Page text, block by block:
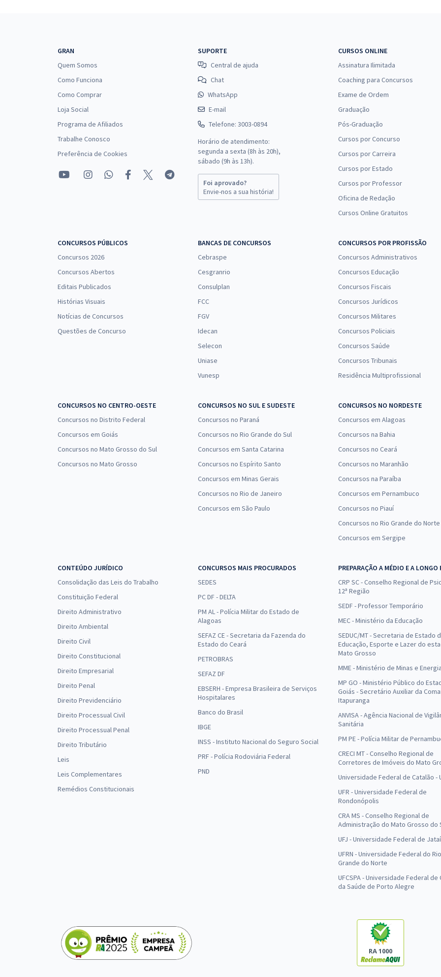
GRAN
Quem Somos
Como Funciona
Como Comprar
Loja Social
Programa de Afiliados
Trabalhe Conosco
Preferência de Cookies
SUPORTE
Central de ajuda
Chat
WhatsApp
E-mail
Telefone: 3003-0894
Horário de atendimento:
segunda a sexta (8h às 20h),
sábado (9h às 13h).
Foi aprovado?
Envie-nos a sua história!
CURSOS ONLINE
Assinatura Ilimitada
Coaching para Concursos
Exame de Ordem
Graduação
Pós-Graduação
Cursos por Concurso
Cursos por Carreira
Cursos por Estado
Cursos por Professor
Oficina de Redação
Cursos Online Gratuitos
CONCURSOS PÚBLICOS
Concursos 2026
Concursos Abertos
Editais Publicados
Histórias Visuais
Notícias de Concursos
Questões de Concurso
BANCAS DE CONCURSOS
Cebraspe
Cesgranrio
Consulplan
FCC
FGV
Idecan
Selecon
Uniase
Vunesp
CONCURSOS POR PROFISSÃO
Concursos Administrativos
Concursos Educação
Concursos Fiscais
Concursos Jurídicos
Concursos Militares
Concursos Policiais
Concursos Saúde
Concursos Tribunais
Residência Multiprofissional
CONCURSOS NO CENTRO-OESTE
Concursos no Distrito Federal
Concursos em Goiás
Concursos no Mato Grosso do Sul
Concursos no Mato Grosso
CONCURSOS NO SUL E SUDESTE
Concursos no Paraná
Concursos no Rio Grande do Sul
Concursos em Santa Catarina
Concursos no Espírito Santo
Concursos em Minas Gerais
Concursos no Rio de Janeiro
Concursos em São Paulo
CONCURSOS NO NORDESTE
Concursos em Alagoas
Concursos na Bahia
Concursos no Ceará
Concursos no Maranhão
Concursos na Paraíba
Concursos em Pernambuco
Concursos no Piauí
Concursos no Rio Grande do Norte
Concursos em Sergipe
CONTEÚDO JURÍDICO
Consolidação das Leis do Trabalho
Constituição Federal
Direito Administrativo
Direito Ambiental
Direito Civil
Direito Constitucional
Direito Empresarial
Direito Penal
Direito Previdenciário
Direito Processual Civil
Direito Processual Penal
Direito Tributário
Leis
Leis Complementares
Remédios Constitucionais
CONCURSOS MAIS PROCURADOS
SEDES
PC DF - DELTA
PM AL - Polícia Militar do Estado de
Alagoas
SEFAZ CE - Secretaria da Fazenda do
Estado do Ceará
PETROBRAS
SEFAZ DF
EBSERH - Empresa Brasileira de Serviços
Hospitalares
Banco do Brasil
IBGE
INSS - Instituto Nacional do Seguro Social
PRF - Polícia Rodoviária Federal
PND
PREPARAÇÃO A MÉDIO E A LONGO
CRP SC - Conselho Regional de
12ª Região
SEDF - Professor Temporário
MEC - Ministério da Educação
SEDUC/MT - Secretaria de Estado
Educação, Esporte e Lazer do
Mato Grosso
MME - Ministério de Minas e
MP GO - Ministério Público do
Goiás - Secretário Auxiliar da
Itapuranga
ANVISA - Agência Nacional de
Sanitária
PM PE - Polícia Militar de
CRECI MT - Conselho Regional de
Corretores de Imóveis do Mato
Universidade Federal de Catalão -
UFR - Universidade Federal de
Rondonópolis
CRA MS - Conselho Regional de
Administração do Mato Grosso do
UFJ - Universidade Federal de Jataí
UFRN - Universidade Federal do Rio
Grande do Norte
UFCSPA - Universidade Federal de
da Saúde de Porto Alegre
RA 1000